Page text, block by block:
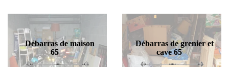
Débarras de maison
65
Débarras de grenier et
cave 65